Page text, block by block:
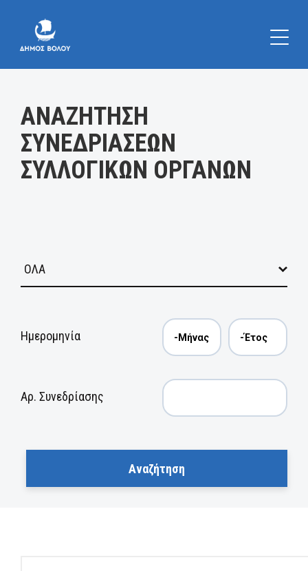
ΑΝΑΖΗΤΗΣΗ
ΣΥΝΕΔΡΙΑΣΕΩΝ
ΣΥΛΛΟΓΙΚΩΝ ΟΡΓΑΝΩΝ
Ημερομηνία
Αρ. Συνεδρίασης